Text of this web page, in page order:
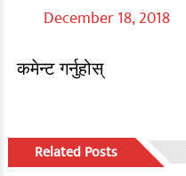
December 18, 2018
कमेन्ट गर्नुहोस्
Related Posts